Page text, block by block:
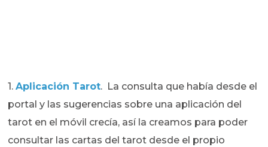
1.Aplicación Tarot. La consulta que había desde el
portal y las sugerencias sobre una aplicación del
tarot en el móvil crecía, así la creamos para poder
consultar las cartas del tarot desde el propio